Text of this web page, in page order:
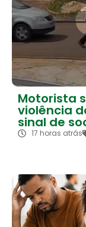
Motorista
violência
sinal de
17 horas atrás